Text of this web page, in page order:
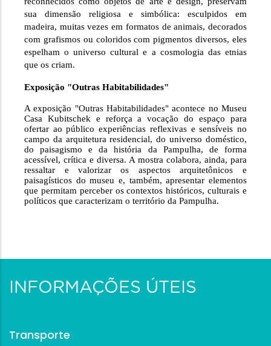
sua dimensão religiosa e simbólica: esculpidos em
madeira, muitas vezes em formatos de animais, decorados
com grafismos ou coloridos com pigmentos diversos, eles
espelham o universo cultural e a cosmologia das etnias
que os criam.
Exposição "Outras Habitabilidades"
A exposição "Outras Habitabilidades" acontece no Museu
Casa Kubitschek e reforça a vocação do espaço para
ofertar ao público experiências reflexivas e sensíveis no
campo da arquitetura residencial, do universo doméstico,
do paisagismo e da história da Pampulha, de forma
acessível, crítica e diversa. A mostra colabora, ainda, para
ressaltar e valorizar os aspectos arquitetônicos e
paisagísticos do museu e, também, apresentar elementos
que permitam perceber os contextos históricos, culturais e
políticos que caracterizam o território da Pampulha.
INFORMAÇÕES ÚTEIS
Transporte